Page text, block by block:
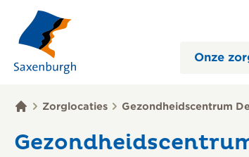
Onze
Zorglocaties Gezondheidscentrum